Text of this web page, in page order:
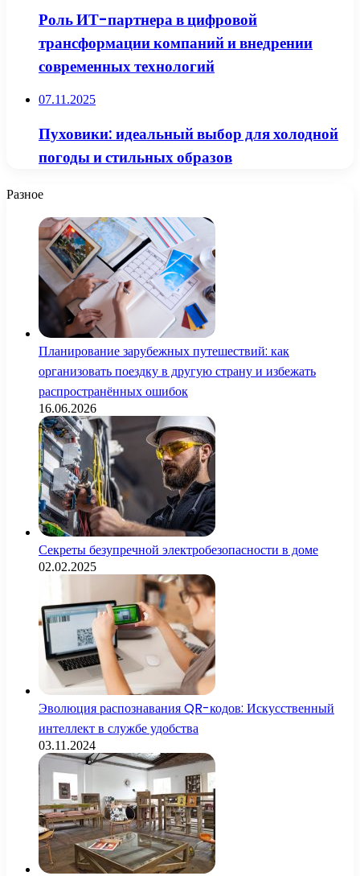
Роль ИТ-партнера в цифровой
трансформации компаний и внедрении
современных технологий
07.11.2025
Пуховики: идеальный выбор для холодной
погоды и стильных образов
Разное
Планирование зарубежных путешествий: как
организовать поездку в другую страну и избежать
распространённых ошибок
16.06.2026
Секреты безупречной электробезопасности в доме
02.02.2025
Эволюция распознавания QR-кодов: Искусственный
интеллект в службе удобства
03.11.2024